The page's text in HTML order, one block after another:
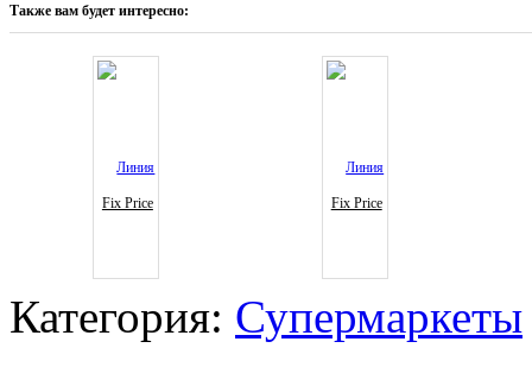
Также вам будет интересно:
Fix Price Fix Price
Категория: Супермаркеты